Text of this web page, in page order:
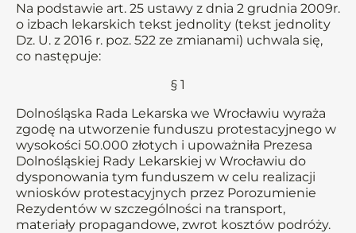
Na podstawie art. 25 ustawy z dnia 2 grudnia 2009r.
o izbach lekarskich tekst jednolity (tekst jednolity
Dz. U. z 2016 r. poz. 522 ze zmianami) uchwala się,
co następuje:
§ 1
Dolnośląska Rada Lekarska we Wrocławiu wyraża
zgodę na utworzenie funduszu protestacyjnego w
wysokości 50.000 złotych i upoważniła Prezesa
Dolnośląskiej Rady Lekarskiej w Wrocławiu do
dysponowania tym funduszem w celu realizacji
wniosków protestacyjnych przez Porozumienie
Rezydentów w szczególności na transport,
materiały propagandowe, zwrot kosztów podróży.